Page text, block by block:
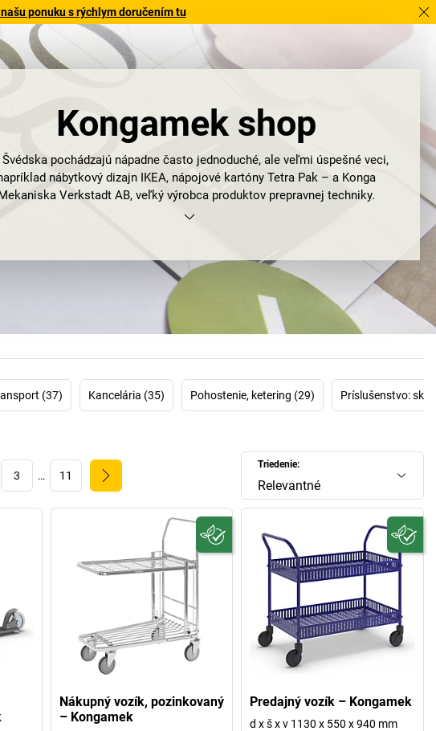
ponuku s rýchlym doručením tu
Kongamek shop
pochádzajú nápadne často jednoduché, ale veľmi úspešné veci,
nábytkový dizajn IKEA, nápojové kartóny Tetra Pak – a Konga
Verkstadt AB, veľký výrobca produktov prepravnej techniky.
a dobré, presne to vystihuje podstatu produktového sortimentu
montážne vozíky a vozíky na prepravu dlhého tovaru, ale aj pojazdné
kontajnery a zdvíhače na dosky s funkciou vyklápania a mnohé ďalšie
produkty, ktoré potrebuje podnik na vnútropodnikovú prepravu. Ďalším
znakom značky Kongamek sú galvanicky pozinkované – a preto
korózii odolné – produkty na každodenné, bezproblémové používanie.
toho podnik vyvíja svoje produkty inhouse a takisto necháva celý
sortiment vyrábať hlavne vo Švédsku.
(37) Kancelária (35) Pohostenie, ketering (29) Príslušenstvo:
Triedenie:
Relevantné
3 … 11
Nákupný vozík, pozinkovaný
– Kongamek
Predajný vozík – Kongamek
d x š x v 1130 x 550 x 940 mm